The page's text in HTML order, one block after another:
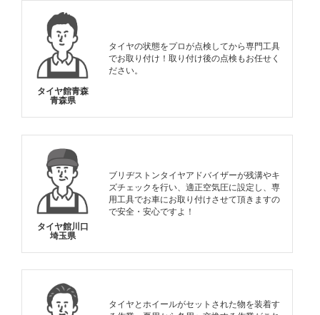
タイヤ館青森
青森県
タイヤの状態をプロが点検してから専門工具
でお取り付け！取り付け後の点検もお任せく
ださい。
タイヤ館川口
埼玉県
ブリヂストンタイヤアドバイザーが残溝やキ
ズチェックを行い、適正空気圧に設定し、専
用工具でお車にお取り付けさせて頂きますの
で安全・安心ですよ！
タイヤとホイールがセットされた物を装着す